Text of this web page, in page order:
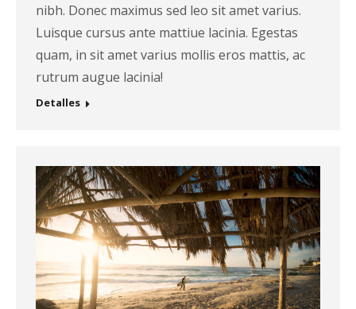
nibh. Donec maximus sed leo sit amet varius.
Luisque cursus ante mattiue lacinia. Egestas
quam, in sit amet varius mollis eros mattis, ac
rutrum augue lacinia!
Detalles